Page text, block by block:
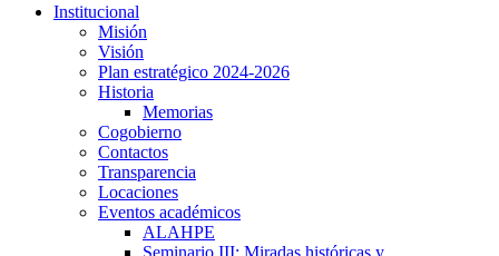
Institucional
Misión
Visión
Plan estratégico 2024-2026
Historia
Memorias
Cogobierno
Contactos
Transparencia
Locaciones
Eventos académicos
ALAHPE
Seminario III: Miradas históricas y